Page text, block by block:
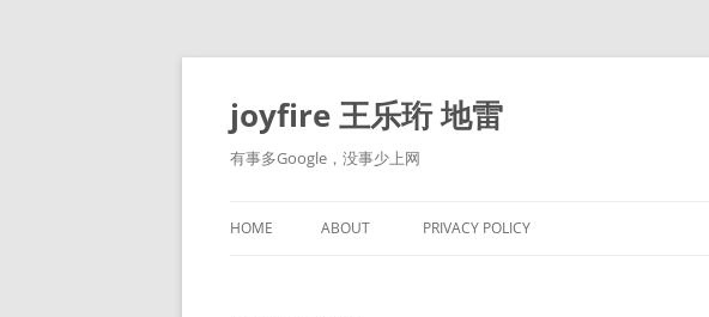
Skip
content
joyfire 王乐珩 地雷
有事多Google，没事少上网
HOME ABOUT PRIVACY POLICY